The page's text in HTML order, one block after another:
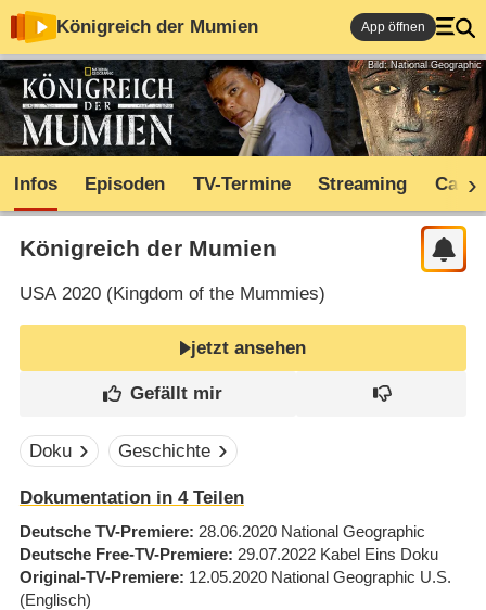
Königreich der Mumien App öffnen
Bild: National Geographic
Infos Episoden TV-Termine Streaming Cast
Königreich der Mumien
USA2020 (Kingdom of the Mummies)
jetzt ansehen
Doku Geschichte
Dokumentation in 4 Teilen
Deutsche TV-Premiere 28.06.2020 National Geographic
Deutsche Free-TV-Premiere 29.07.2022 Kabel Eins Doku
Original-TV-Premiere 12.05.2020 National Geographic U.S.
(Englisch)